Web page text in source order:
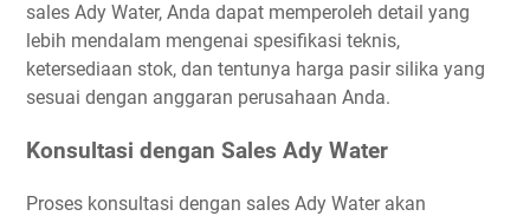
sales Ady Water, Anda dapat memperoleh detail yang
lebih mendalam mengenai spesifikasi teknis,
ketersediaan stok, dan tentunya harga pasir silika yang
sesuai dengan anggaran perusahaan Anda.
Konsultasi dengan Sales Ady Water
Proses konsultasi dengan sales Ady Water akan